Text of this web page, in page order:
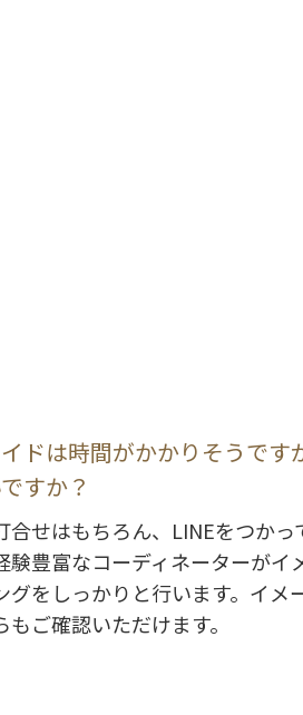
ドは時間がかかりそうです
すか？
合せはもちろん、LINEをつかっ
験豊富なコーディネーターがイ
グをしっかりと行います。イメ
ご確認いただけます。